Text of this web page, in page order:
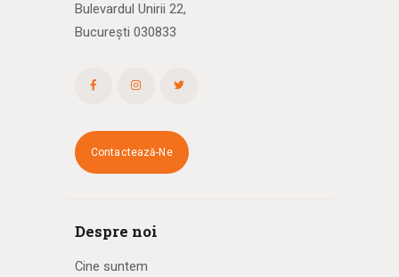
Bulevardul Unirii 22,
București 030833
Contactează-Ne
Despre noi
Cine suntem